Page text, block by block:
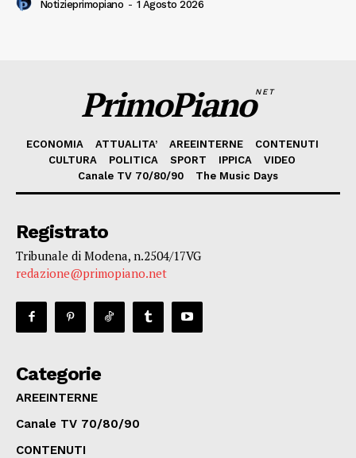
Notizieprimopiano - 1 Agosto 2026
PrimoPianoNET
ECONOMIA ATTUALITA’ AREEINTERNE
CONTENUTI
CULTURA
POLITICA SPORT IPPICA
VIDEO
Canale TV 70/80/90
The Music Days
Registrato
Tribunale di Modena, n.2504/17VG
redazione@primopiano.net
Categorie
AREEINTERNE
Canale TV 70/80/90
CONTENUTI